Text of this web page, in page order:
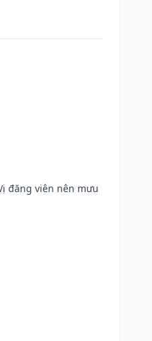
đăng viên nên mưu